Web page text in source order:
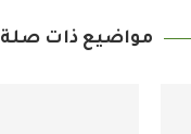
مواضيع ذات صلة